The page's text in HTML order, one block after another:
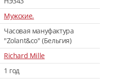
Мужские.
Часовая мануфактура
"Zolant&co" (Бельгия)
Richard Mille
1 год